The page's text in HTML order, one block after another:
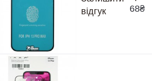
відгук
68₴